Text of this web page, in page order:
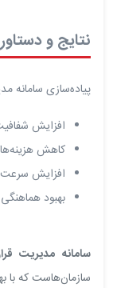
نتایج و
پیاده‌سازی سامانه
افزایش
کاهش
افزایش سرعت
بهبود
سامانه مدیریت
سازمان‌هاست که با